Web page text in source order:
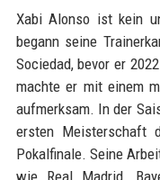
Xabi Alonso ist kein
begann seine
Sociedad, bevor er
machte er mit einem
aufmerksam. In der
ersten Meisterschaft
Pokalfinale. Seine
wie Real Madrid,